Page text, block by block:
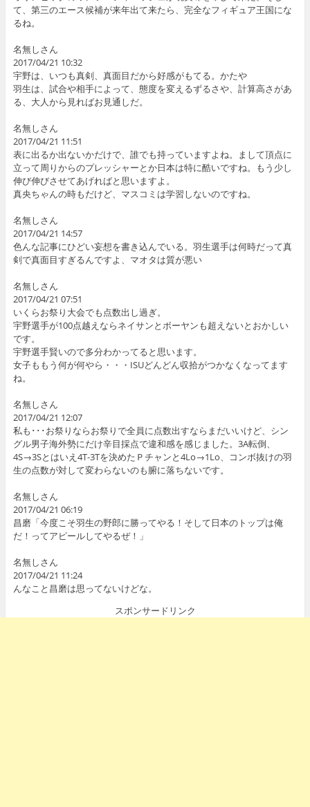
て、第三のエース候補が来年出て来たら、完全なフィギュア王国にな
るね。
名無しさん
2017/04/21 10:32
宇野は、いつも真剣、真面目だから好感がもてる。かたや
羽生は、試合や相手によって、態度を変えるずるさや、計算高さがあ
る、大人から見ればお見通しだ。
名無しさん
2017/04/21 11:51
表に出るか出ないかだけで、誰でも持っていますよね。まして頂点に
立って周りからのプレッシャーとか日本は特に酷いですね。もう少し
伸び伸びさせてあげればと思いますよ。
真央ちゃんの時もだけど、マスコミは学習しないのですね。
名無しさん
2017/04/21 14:57
色んな記事にひどい妄想を書き込んでいる。羽生選手は何時だって真
剣で真面目すぎるんですよ、マオタは質が悪い
名無しさん
2017/04/21 07:51
いくらお祭り大会でも点数出し過ぎ。
宇野選手が100点越えならネイサンとボーヤンも超えないとおかしい
です。
宇野選手賢いので多分わかってると思います。
女子ももう何が何やら・・・ISUどんどん収拾がつかなくなってます
ね。
名無しさん
2017/04/21 12:07
私も･･･お祭りならお祭りで全員に点数出すならまだいいけど、シン
グル男子海外勢にだけ辛目採点で違和感を感じました。3A転倒、
4S→3Sとはいえ4T-3Tを決めたＰチャンと4Lo→1Lo、コンボ抜けの羽
生の点数が対して変わらないのも腑に落ちないです。
名無しさん
2017/04/21 06:19
昌磨「今度こそ羽生の野郎に勝ってやる！そして日本のトップは俺
だ！ってアピールしてやるぜ！」
名無しさん
2017/04/21 11:24
んなこと昌磨は思ってないけどな。
スポンサードリンク